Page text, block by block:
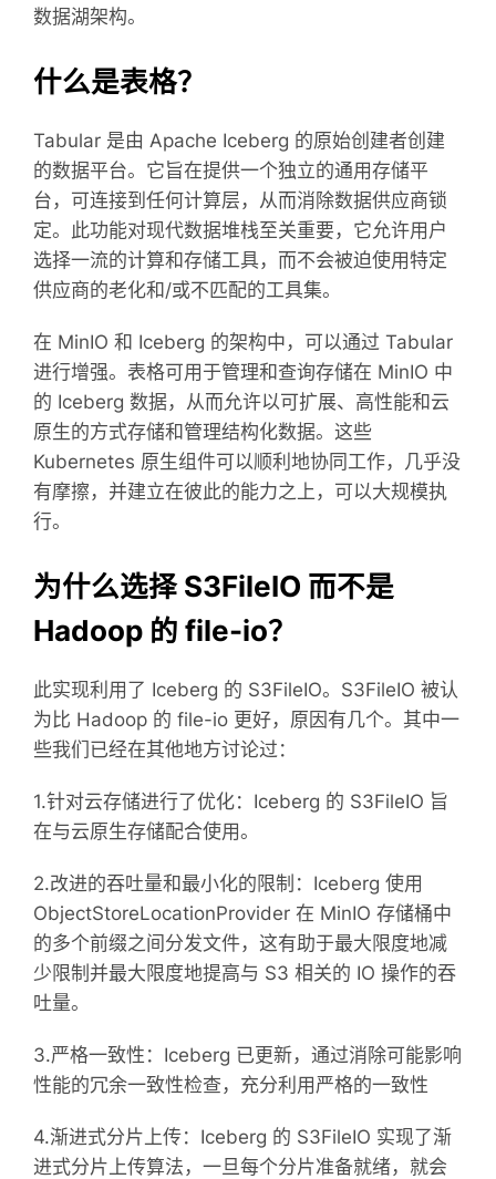
数据湖架构。
什么是表格？
Tabular 是由 Apache Iceberg 的原始创建者创建
的数据平台。它旨在提供一个独立的通用存储平
台，可连接到任何计算层，从而消除数据供应商锁
定。此功能对现代数据堆栈至关重要，它允许用户
选择一流的计算和存储工具，而不会被迫使用特定
供应商的老化和/或不匹配的工具集。
在 MinIO 和 Iceberg 的架构中，可以通过 Tabular
进行增强。表格可用于管理和查询存储在 MinIO 中
的 Iceberg 数据，从而允许以可扩展、高性能和云
原生的方式存储和管理结构化数据。这些
Kubernetes 原生组件可以顺利地协同工作，几乎没
有摩擦，并建立在彼此的能力之上，可以大规模执
行。
为什么选择 S3FileIO 而不是
Hadoop 的 file-io？
此实现利用了 Iceberg 的 S3FileIO。S3FileIO 被认
为比 Hadoop 的 file-io 更好，原因有几个。其中一
些我们已经在其他地方讨论过：
1.针对云存储进行了优化：Iceberg 的 S3FileIO 旨
在与云原生存储配合使用。
2.改进的吞吐量和最小化的限制：Iceberg 使用
ObjectStoreLocationProvider 在 MinIO 存储桶中
的多个前缀之间分发文件，这有助于最大限度地减
少限制并最大限度地提高与 S3 相关的 IO 操作的吞
吐量。
3.严格一致性：Iceberg 已更新，通过消除可能影响
性能的冗余一致性检查，充分利用严格的一致性
4.渐进式分片上传：Iceberg 的 S3FileIO 实现了渐
进式分片上传算法，一旦每个分片准备就绪，就会